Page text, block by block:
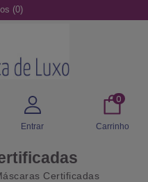
(0)
Entrar
0
Carrinho
Certificadas